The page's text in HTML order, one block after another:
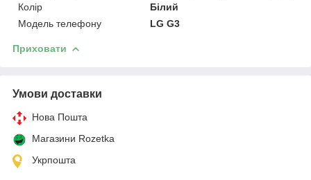
Колір
Білий
Модель телефону
LG G3
Приховати
Умови доставки
Нова Пошта
Магазини Rozetka
Укрпошта